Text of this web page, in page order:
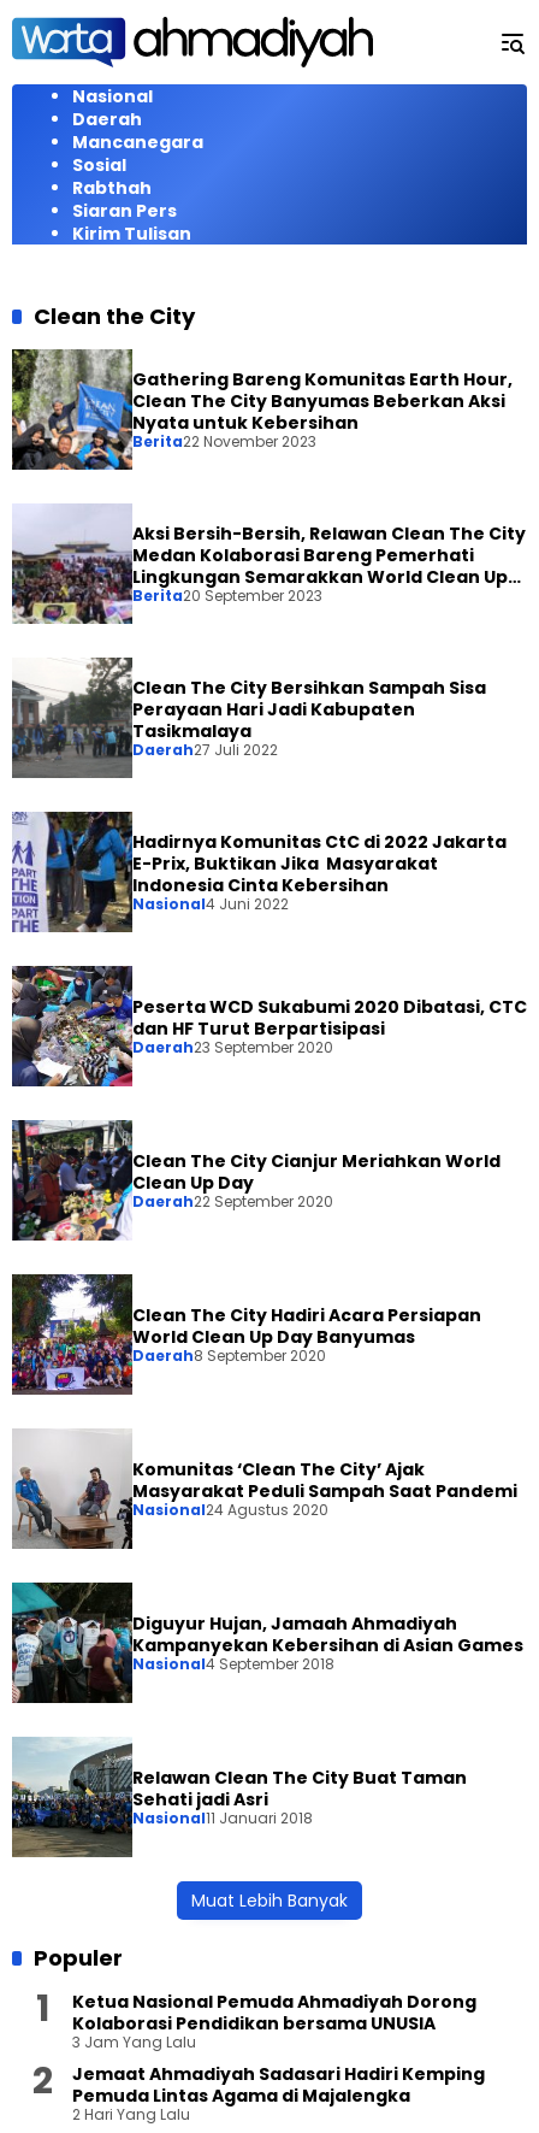
Langsung
konten
Nasional
Daerah
Mancanegara
Sosial
Rabthah
Siaran Pers
Kirim Tulisan
Clean the City
Gathering Bareng Komunitas Earth Hour,
Clean The City Banyumas Beberkan Aksi
Nyata untuk Kebersihan
Berita22 November 2023
Aksi Bersih-Bersih, Relawan Clean The City
Medan Kolaborasi Bareng Pemerhati
Lingkungan Semarakkan World Clean Up
Day 2023
Berita20 September 2023
Clean The City Bersihkan Sampah Sisa
Perayaan Hari Jadi Kabupaten
Tasikmalaya
Daerah27 Juli 2022
Hadirnya Komunitas CtC di 2022 Jakarta
E-Prix, Buktikan Jika Masyarakat
Indonesia Cinta Kebersihan
Nasional4 Juni 2022
Peserta WCD Sukabumi 2020 Dibatasi, CTC
dan HF Turut Berpartisipasi
Daerah23 September 2020
Clean The City Cianjur Meriahkan World
Clean Up Day
Daerah22 September 2020
Clean The City Hadiri Acara Persiapan
World Clean Up Day Banyumas
Daerah8 September 2020
Komunitas ‘Clean The City’ Ajak
Masyarakat Peduli Sampah Saat Pandemi
Nasional24 Agustus 2020
Diguyur Hujan, Jamaah Ahmadiyah
Kampanyekan Kebersihan di Asian Games
Nasional4 September 2018
Relawan Clean The City Buat Taman
Sehati jadi Asri
Nasional11 Januari 2018
Muat Lebih Banyak
Populer
Ketua Nasional Pemuda Ahmadiyah Dorong
Kolaborasi Pendidikan bersama UNUSIA
3 Jam Yang Lalu
Jemaat Ahmadiyah Sadasari Hadiri Kemping
Pemuda Lintas Agama di Majalengka
2 Hari Yang Lalu